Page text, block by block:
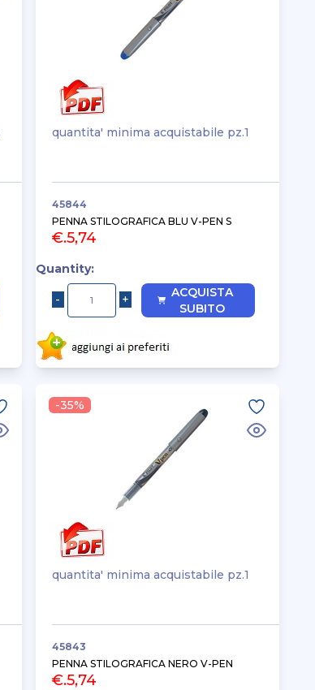
quantita' minima acquistabile pz.1
45844
PENNA STILOGRAFICA BLU V-PEN S
€.5,74
Quantity:
ACQUISTA
SUBITO
quantita' minima acquistabile pz.1
45843
PENNA STILOGRAFICA NERO V-PEN
€.5,74
-35%